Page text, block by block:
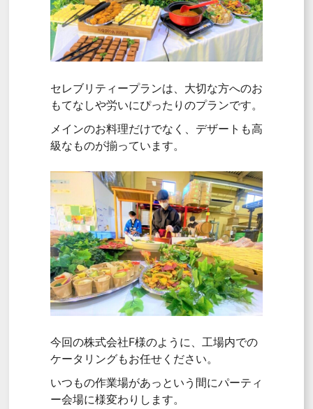
セレブリティープランは、大切な方へのお
もてなしや労いにぴったりのプランです。
メインのお料理だけでなく、デザートも高
級なものが揃っています。
今回の株式会社F様のように、工場内での
ケータリングもお任せください。
いつもの作業場があっという間にパーティ
ー会場に様変わりします。